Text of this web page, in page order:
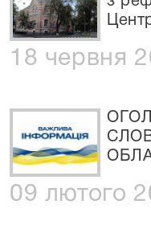
18 червня
09 лютого